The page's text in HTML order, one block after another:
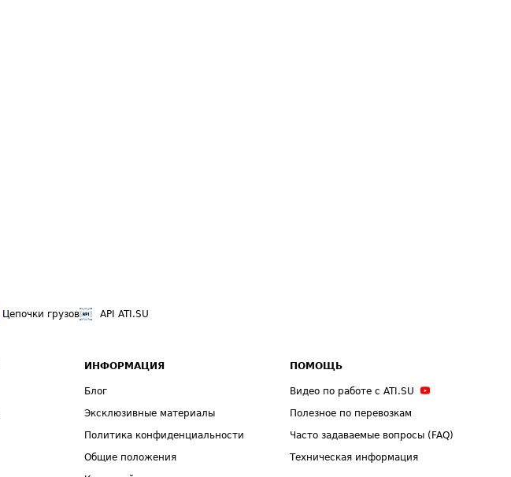
Цепочки грузов API ATI.SU
ИНФОРМАЦИЯ
Блог
Эксклюзивные материалы
Политика конфиденциальности
Общие положения
ПОМОЩЬ
Видео по работе с ATI.SU
Полезное по перевозкам
Часто задаваемые вопросы (FAQ)
Техническая информация